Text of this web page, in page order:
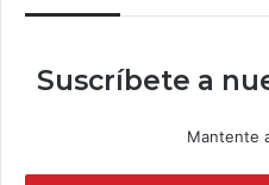
Suscríbete a
Mantente